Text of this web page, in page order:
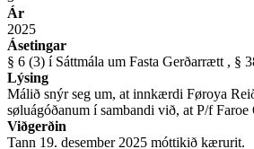
Ár
2025
Ásetingar
§ 6 (3) í Sáttmála um Fasta Gerðarrætt , §
Lýsing
Málið snýr seg um, at innkærdi Føroya
søluágóðanum í sambandi við, at P/f
Viðgerðin
Tann 19. desember 2025 móttikið kærurit.